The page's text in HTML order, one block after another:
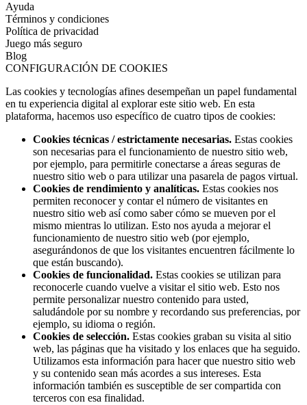
Ayuda
Términos y condiciones
Política de privacidad
Juego más seguro
Blog
CONFIGURACIÓN DE COOKIES
Las cookies y tecnologías afines desempeñan un papel fundamental
en tu experiencia digital al explorar este sitio web. En esta
plataforma, hacemos uso específico de cuatro tipos de cookies:
Cookies técnicas / estrictamente necesarias. Estas cookies
son necesarias para el funcionamiento de nuestro sitio web,
por ejemplo, para permitirle conectarse a áreas seguras de
nuestro sitio web o para utilizar una pasarela de pagos virtual.
Cookies de rendimiento y analíticas. Estas cookies nos
permiten reconocer y contar el número de visitantes en
nuestro sitio web así como saber cómo se mueven por el
mismo mientras lo utilizan. Esto nos ayuda a mejorar el
funcionamiento de nuestro sitio web (por ejemplo,
asegurándonos de que los visitantes encuentren fácilmente lo
que están buscando).
Cookies de funcionalidad. Estas cookies se utilizan para
reconocerle cuando vuelve a visitar el sitio web. Esto nos
permite personalizar nuestro contenido para usted,
saludándole por su nombre y recordando sus preferencias, por
ejemplo, su idioma o región.
Cookies de selección. Estas cookies graban su visita al sitio
web, las páginas que ha visitado y los enlaces que ha seguido.
Utilizamos esta información para hacer que nuestro sitio web
y su contenido sean más acordes a sus intereses. Esta
información también es susceptible de ser compartida con
terceros con esa finalidad.